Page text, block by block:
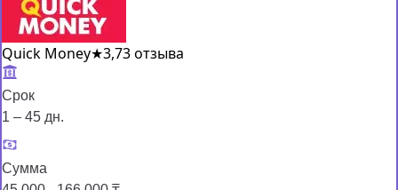
Quick Money★3,73 отзыва
Срок
1 – 45 дн.
Сумма